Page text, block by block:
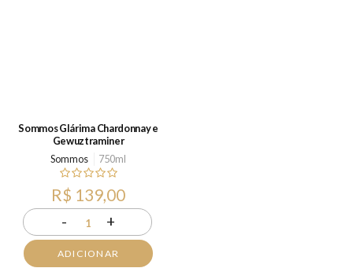
Sommos Glárima Chardonnay e
Gewuztraminer
Sommos
750ml
R$ 139,00
- 1 +
ADICIONAR